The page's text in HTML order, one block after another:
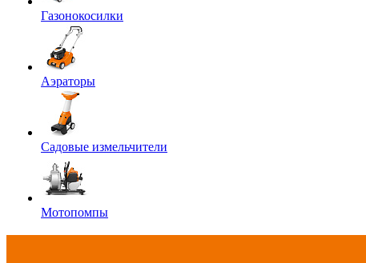
Газонокосилки
Аэраторы
Садовые измельчители
Мотопомпы